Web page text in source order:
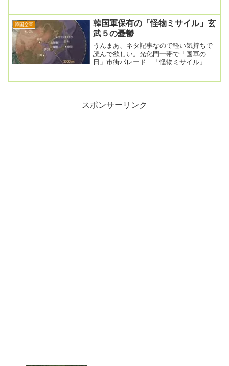
韓国空軍
韓国軍保有の「怪物ミサイル」玄
武５の憂鬱
うんまあ、ネタ記事なので軽い気持ちで
読んで欲しい。光化門一帯で「国軍の
日」市街パレード…「怪物ミサイル」玄
スポンサーリンク